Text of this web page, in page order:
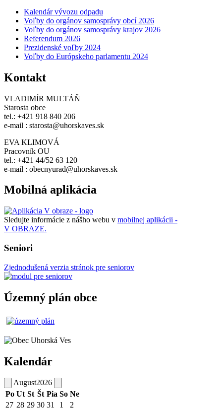
Kalendár vývozu odpadu
Voľby do orgánov samosprávy obcí 2026
Voľby do orgánov samosprávy krajov 2026
Referendum 2026
Prezidenské voľby 2024
Voľby do Európskeho parlamentu 2024
Kontakt
VLADIMÍR MULTÁŇ
Starosta obce
tel.: +421 918 840 206
e-mail : starosta@uhorskaves.sk
EVA KLIMOVÁ
Pracovník OU
tel.: +421 44/52 63 120
e-mail : obecnyurad@uhorskaves.sk
Mobilná aplikácia
Sledujte informácie z nášho webu v mobilnej aplikácii -
V OBRAZE.
Seniori
Zjednodušená verzia stránok pre seniorov
Územný plán obce
Kalendár
August2026
Po Ut St Št Pia So Ne
27 28 29 30 31 1
2